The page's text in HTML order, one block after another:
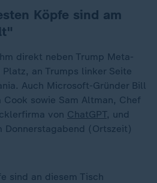
Köpfe sind am
direkt neben Trump Meta-
Platz, an Trumps linker Seite
Auch Microsoft-Gründer Bill
sowie Sam Altman, Chef
von ChatGPT, und
Donnerstagabend (Ortszeit)
sind an diesem Tisch